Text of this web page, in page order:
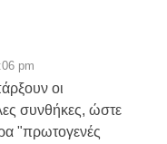
pm
οι
συνθήκες, ώστε
"πρωτογενές